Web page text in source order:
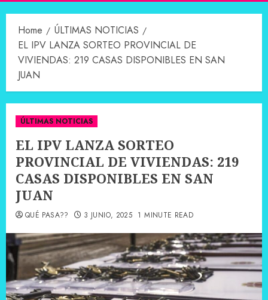
Home
ÚLTIMAS NOTICIAS
EL IPV LANZA SORTEO PROVINCIAL DE
VIVIENDAS: 219 CASAS DISPONIBLES EN SAN
JUAN
ÚLTIMAS NOTICIAS
EL IPV LANZA SORTEO
PROVINCIAL DE VIVIENDAS: 219
CASAS DISPONIBLES EN SAN
JUAN
QUÉ PASA?? 3 JUNIO, 2025 1 MINUTE READ